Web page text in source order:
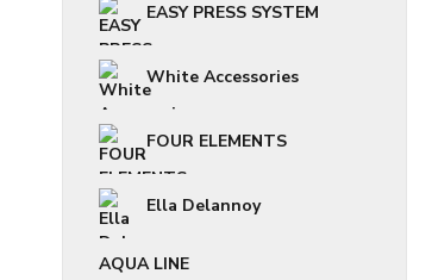
EASY PRESS SYSTEM
White Accessories
FOUR ELEMENTS
Ella Delannoy
AQUA LINE